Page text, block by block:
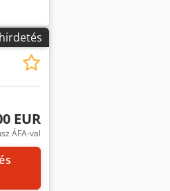
EUR
ÁFA-val